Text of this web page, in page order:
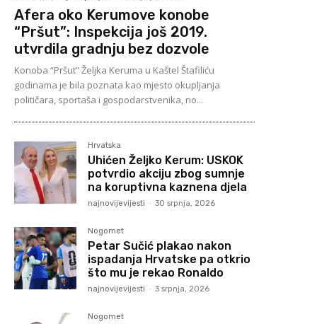
Afera oko Kerumove konobe
“Pršut”: Inspekcija još 2019.
utvrdila gradnju bez dozvole
Konoba “Pršut” Željka Keruma u Kaštel Štafiliću
godinama je bila poznata kao mjesto okupljanja
političara, sportaša i gospodarstvenika, no...
Hrvatska
Uhićen Željko Kerum: USKOK
potvrdio akciju zbog sumnje
na koruptivna kaznena djela
najnovijevijesti - 30 srpnja, 2026
Nogomet
Petar Sučić plakao nakon
ispadanja Hrvatske pa otkrio
što mu je rekao Ronaldo
najnovijevijesti - 3 srpnja, 2026
Nogomet